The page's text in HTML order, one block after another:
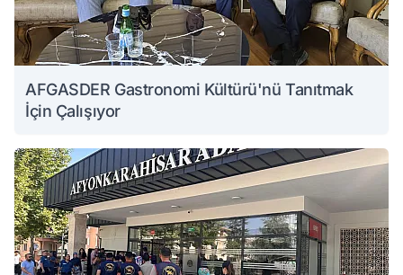
AFGASDER Gastronomi Kültürü'nü Tanıtmak
İçin Çalışıyor